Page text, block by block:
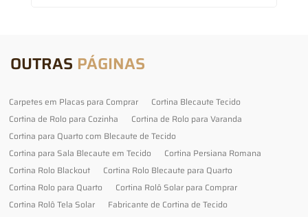
OUTRAS PÁGINAS
Carpetes em Placas para Comprar
Cortina Blecaute Tecido
Cortina de Rolo para Cozinha
Cortina de Rolo para Varanda
Cortina para Quarto com Blecaute de Tecido
Cortina para Sala Blecaute em Tecido
Cortina Persiana Romana
Cortina Rolo Blackout
Cortina Rolo Blecaute para Quarto
Cortina Rolo para Quarto
Cortina Rolô Solar para Comprar
Cortina Rolô Tela Solar
Fabricante de Cortina de Tecido